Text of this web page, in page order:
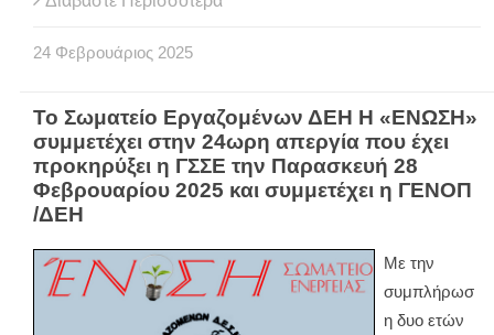
24 Φεβρουάριος 2025
Το Σωματείο Εργαζομένων ΔΕΗ Η «ΕΝΩΣΗ»
συμμετέχει στην 24ωρη απεργία που έχει
προκηρύξει η ΓΣΣΕ την Παρασκευή 28
Φεβρουαρίου 2025 και συμμετέχει η ΓΕΝΟΠ
/ΔΕΗ
Με την
συμπλήρωσ
η δυο ετών